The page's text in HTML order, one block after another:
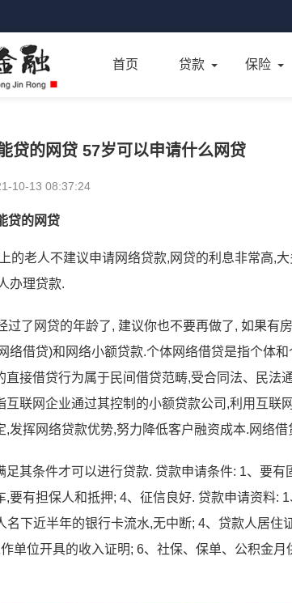
首页 贷款 保险
贷的网贷 57岁可以申请什么网贷
10-13 08:37:24
贷的网贷
的老人不建议申请网络贷款,网贷的利息非常高,
办理贷款.
过了网贷的年龄了, 建议你也不要再做了, 如果有
络借贷)和网络小额贷款.个体网络借贷是指个体
直接借贷行为属于民间借贷范畴,受合同法、民法
互联网企业通过其控制的小额贷款公司,利用互联
,发挥网络贷款优势,努力降低客户融资成本.网络
足其条件才可以进行贷款. 贷款申请条件: 1、要
,要有担保人和抵押; 4、征信良好. 贷款申请资料:
名下近半年的银行卡流水,无中断; 4、贷款人居
单位开具的收入证明; 6、社保、保单、公积金